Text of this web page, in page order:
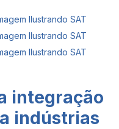
integração
indústrias